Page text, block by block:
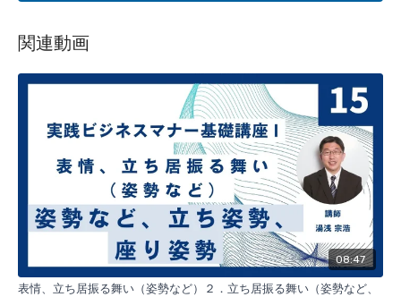
は必要なのでしょうか？近年、
ビジネスマナ
もあるようですが、ビジネスの基本は、マナーを実践で
きるかどうかではないでしょうか？ビジネスマナーの実践は社員
、社員の先にある貴社の教育レベルまで見透かされ
てしまいます。本講座は、ビジネスマナーの基本である
１．身だしなみ
３．表情、立ち居振る舞い
関連動画
08:47
表情、立ち居振る舞い（姿勢など）２．立ち居振る舞い（姿勢など、